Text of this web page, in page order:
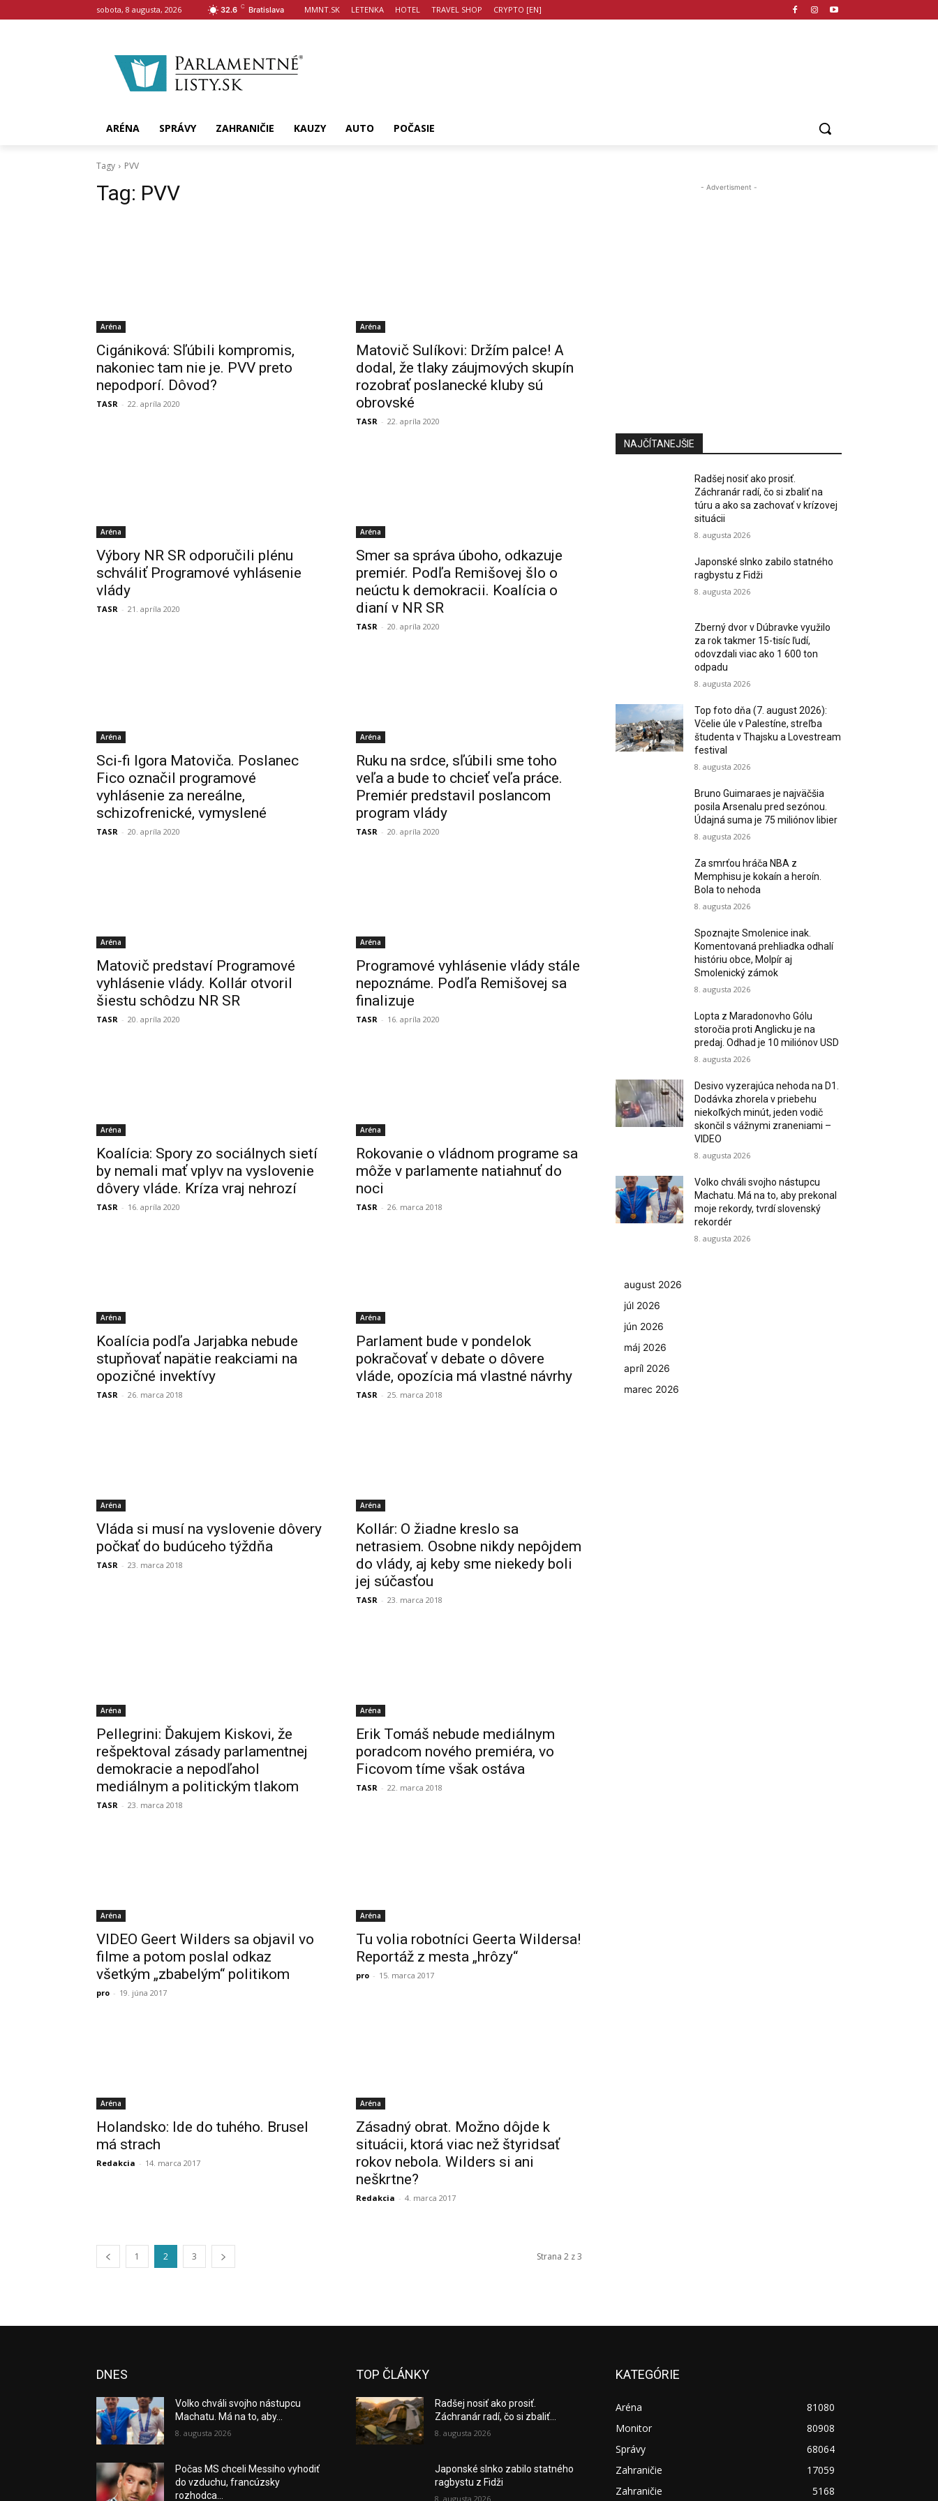
sobota, 8 augusta, 2026 32.6 C Bratislava MMNT.SK LETENKA HOTEL TRAVEL SHOP CRYPTO [EN]
ARÉNA SPRÁVY ZAHRANIČIE KAUZY AUTO POČASIE
Tagy PVV
Tag: PVV
Aréna
Cigániková: Sľúbili kompromis,
nakoniec tam nie je. PVV preto
nepodporí. Dôvod?
TASR - 22. apríla 2020
Aréna
Matovič Sulíkovi: Držím palce! A
dodal, že tlaky záujmových skupín
rozobrať poslanecké kluby sú
obrovské
TASR - 22. apríla 2020
Aréna
Výbory NR SR odporučili plénu
schváliť Programové vyhlásenie
vlády
TASR - 21. apríla 2020
Aréna
Smer sa správa úboho, odkazuje
premiér. Podľa Remišovej šlo o
neúctu k demokracii. Koalícia o
dianí v NR SR
TASR - 20. apríla 2020
Aréna
Sci-fi Igora Matoviča. Poslanec
Fico označil programové
vyhlásenie za nereálne,
schizofrenické, vymyslené
TASR - 20. apríla 2020
Aréna
Ruku na srdce, sľúbili sme toho
veľa a bude to chcieť veľa práce.
Premiér predstavil poslancom
program vlády
TASR - 20. apríla 2020
Aréna
Matovič predstaví Programové
vyhlásenie vlády. Kollár otvoril
šiestu schôdzu NR SR
TASR - 20. apríla 2020
Aréna
Programové vyhlásenie vlády stále
nepoznáme. Podľa Remišovej sa
finalizuje
TASR - 16. apríla 2020
Aréna
Koalícia: Spory zo sociálnych sietí
by nemali mať vplyv na vyslovenie
dôvery vláde. Kríza vraj nehrozí
TASR - 16. apríla 2020
Aréna
Rokovanie o vládnom programe sa
môže v parlamente natiahnuť do
noci
TASR - 26. marca 2018
Aréna
Koalícia podľa Jarjabka nebude
stupňovať napätie reakciami na
opozičné invektívy
TASR - 26. marca 2018
Aréna
Parlament bude v pondelok
pokračovať v debate o dôvere
vláde, opozícia má vlastné návrhy
TASR - 25. marca 2018
Aréna
Vláda si musí na vyslovenie dôvery
počkať do budúceho týždňa
TASR - 23. marca 2018
Aréna
Kollár: O žiadne kreslo sa
netrasiem. Osobne nikdy nepôjdem
do vlády, aj keby sme niekedy boli
jej súčasťou
TASR - 23. marca 2018
Aréna
Pellegrini: Ďakujem Kiskovi, že
rešpektoval zásady parlamentnej
demokracie a nepodľahol
mediálnym a politickým tlakom
TASR - 23. marca 2018
Aréna
Erik Tomáš nebude mediálnym
poradcom nového premiéra, vo
Ficovom tíme však ostáva
TASR - 22. marca 2018
Aréna
VIDEO Geert Wilders sa objavil vo
filme a potom poslal odkaz
všetkým „zbabelým“ politikom
pro - 19. júna 2017
Aréna
Tu volia robotníci Geerta Wildersa!
Reportáž z mesta „hrôzy“
pro - 15. marca 2017
Aréna
Holandsko: Ide do tuhého. Brusel
má strach
Redakcia - 14. marca 2017
Aréna
Zásadný obrat. Možno dôjde k
situácii, ktorá viac než štyridsať
rokov nebola. Wilders si ani
neškrtne?
Redakcia - 4. marca 2017
1 2 3 Strana 2 z 3
- Advertisment -
NAJČÍTANEJŠIE
Radšej nosiť ako prosiť.
Záchranár radí, čo si zbaliť na
túru a ako sa zachovať v krízovej
situácii
8. augusta 2026
Japonské slnko zabilo statného
ragbystu z Fidži
8. augusta 2026
Zberný dvor v Dúbravke využilo
za rok takmer 15-tisíc ľudí,
odovzdali viac ako 1 600 ton
odpadu
8. augusta 2026
Top foto dňa (7. august 2026):
Včelie úle v Palestíne, streľba
študenta v Thajsku a Lovestream
festival
8. augusta 2026
Bruno Guimaraes je najväčšia
posila Arsenalu pred sezónou.
Údajná suma je 75 miliónov libier
8. augusta 2026
Za smrťou hráča NBA z
Memphisu je kokaín a heroín.
Bola to nehoda
8. augusta 2026
Spoznajte Smolenice inak.
Komentovaná prehliadka odhalí
históriu obce, Molpír aj
Smolenický zámok
8. augusta 2026
Lopta z Maradonovho Gólu
storočia proti Anglicku je na
predaj. Odhad je 10 miliónov USD
8. augusta 2026
Desivo vyzerajúca nehoda na D1.
Dodávka zhorela v priebehu
niekoľkých minút, jeden vodič
skončil s vážnymi zraneniami –
VIDEO
8. augusta 2026
Volko chváli svojho nástupcu
Machatu. Má na to, aby prekonal
moje rekordy, tvrdí slovenský
rekordér
8. augusta 2026
august 2026
júl 2026
jún 2026
máj 2026
apríl 2026
marec 2026
DNES
Volko chváli svojho nástupcu
Machatu. Má na to, aby...
8. augusta 2026
Počas MS chceli Messiho vyhodiť
do vzduchu, francúzsky
rozhodca...
TOP ČLÁNKY
Radšej nosiť ako prosiť.
Záchranár radí, čo si zbaliť...
8. augusta 2026
Japonské slnko zabilo statného
ragbystu z Fidži
8. augusta 2026
KATEGÓRIE
Aréna
81080
Monitor
80908
Správy
68064
Zahraničie
17059
Zahraničie
5168